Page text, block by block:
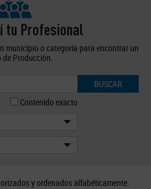
tu Profesional
municipio o categoría para encontrar un
de Producción.
BUSCAR
Contenido exacto
y ordenados alfabéticamente.